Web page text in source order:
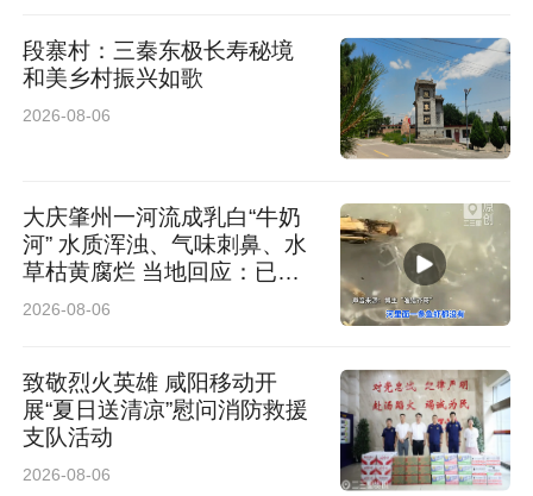
段寨村：三秦东极长寿秘境
和美乡村振兴如歌
2026-08-06
大庆肇州一河流成乳白“牛奶
河” 水质浑浊、气味刺鼻、水
草枯黄腐烂 当地回应：已介
入排查
2026-08-06
致敬烈火英雄 咸阳移动开
展“夏日送清凉”慰问消防救援
支队活动
2026-08-06